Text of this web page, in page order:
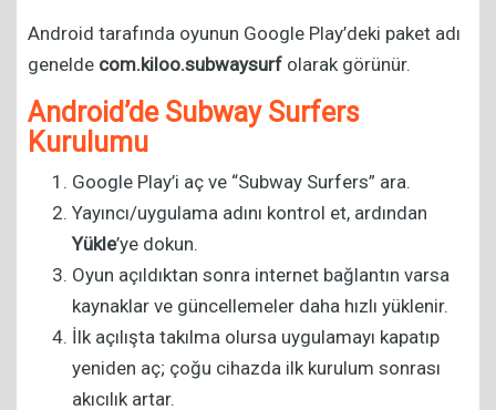
Android tarafında oyunun Google Play’deki paket adı
genelde com.kiloo.subwaysurf olarak görünür.
Android’de Subway Surfers
Kurulumu
Google Play’i aç ve “Subway Surfers” ara.
Yayıncı/uygulama adını kontrol et, ardından
Yükle’ye dokun.
Oyun açıldıktan sonra internet bağlantın varsa
kaynaklar ve güncellemeler daha hızlı yüklenir.
İlk açılışta takılma olursa uygulamayı kapatıp
yeniden aç; çoğu cihazda ilk kurulum sonrası
akıcılık artar.